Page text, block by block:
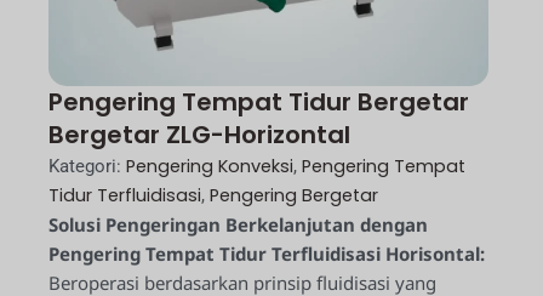
Pengering Tempat Tidur Bergetar
Bergetar ZLG-Horizontal
Kategori: Pengering Konveksi, Pengering Tempat
Tidur Terfluidisasi, Pengering Bergetar
Solusi Pengeringan Berkelanjutan dengan
Pengering Tempat Tidur Terfluidisasi Horisontal:
Beroperasi berdasarkan prinsip fluidisasi yang